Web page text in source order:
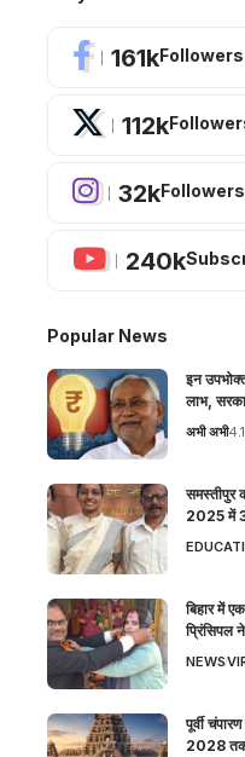
161kFollowers
112k
32kFollowers
240k
Popular News
इन
लाभ,
अभी अभी
समस्तीपुर
2025 में
बिहार में
प्रिंसिपल
NEWS
पूर्वी
2028 तक